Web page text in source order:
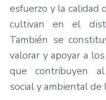
esfuerzo y la calidad
cultivan en el
También se
valorar y apoyar a
que contribuyen al
social y ambiental de